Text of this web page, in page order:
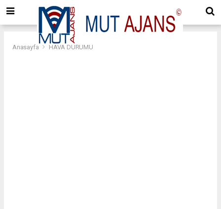
Anasayfa HAVA DURUMU